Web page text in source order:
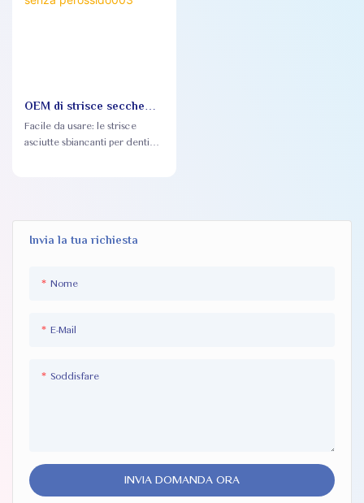
Invia la tua richiesta
Nome
E-Mail
Soddisfare
INVIA DOMANDA ORA
OEM di strisce secche
per sbiancamento dei
denti che si dissolvono
Facile da usare: le strisce
asciutte sbiancanti per denti
dell'utente più confortevole